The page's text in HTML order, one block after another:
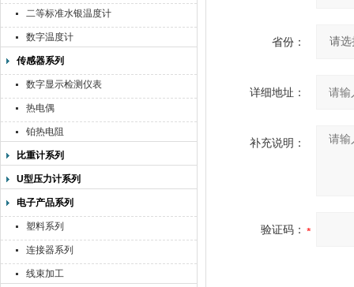
二等标准水银温度计
数字温度计
传感器系列
数字显示检测仪表
热电偶
铂热电阻
比重计系列
U型压力计系列
电子产品系列
塑料系列
连接器系列
线束加工
省份：
详细地址：
补充说明：
验证码：